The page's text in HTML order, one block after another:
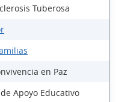
Tuberosa
en Paz
Apoyo Educativo